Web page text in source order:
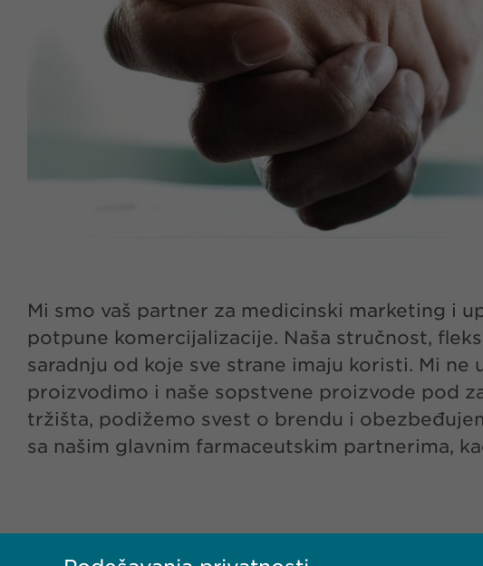
Mi smo vaš partner za medicinski marketing i
potpune komercijalizacije. Naša stručnost,
saradnju od koje sve strane imaju koristi. Mi
proizvodimo i naše sopstvene proizvode pod
tržišta, podižemo svest o brendu i
sa našim glavnim farmaceutskim partnerima,